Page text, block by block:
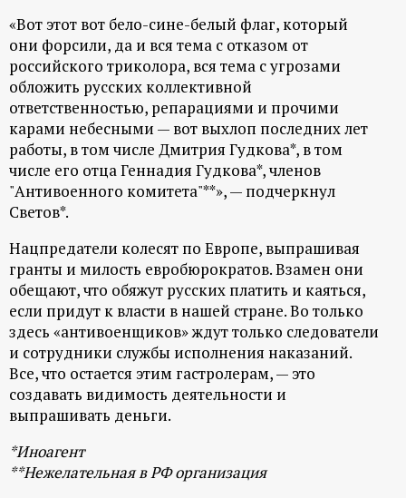
п
о
р
т
а
л
«Вот этот вот бело-сине-белый флаг, который
они форсили, да и вся тема с отказом от
российского триколора, вся тема с угрозами
обложить русских коллективной
ответственностью, репарациями и прочими
карами небесными — вот выхлоп последних лет
работы, в том числе Дмитрия Гудкова*, в том
числе его отца Геннадия Гудкова*, членов
"Антивоенного комитета"**», — подчеркнул
Светов*.
Нацпредатели колесят по Европе, выпрашивая
гранты и милость евробюрократов. Взамен они
обещают, что обяжут русских платить и каяться,
если придут к власти в нашей стране. Во только
здесь «антивоенщиков» ждут только следователи
и сотрудники службы исполнения наказаний.
Все, что остается этим гастролерам, — это
создавать видимость деятельности и
выпрашивать деньги.
*Иноагент
**Нежелательная в РФ организация